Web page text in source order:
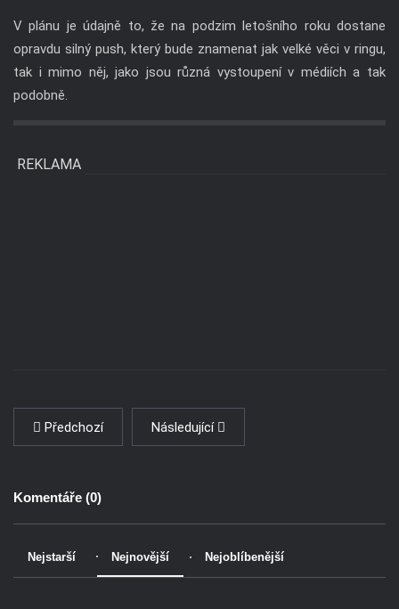
V plánu je údajně to, že na podzim letošního roku dostane
opravdu silný push, který bude znamenat jak velké věci v ringu,
tak i mimo něj, jako jsou různá vystoupení v médiích a tak
podobně.
REKLAMA
Předchozí Následující
Komentáře (0)
Nejstarší Nejnovější Nejoblíbenější